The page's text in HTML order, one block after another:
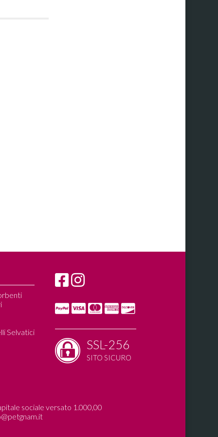
Selvatici
SSL-256
SITO SICURO
sociale versato 1.000,00